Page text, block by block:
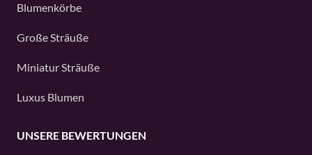
Blumenkörbe
Große Sträuße
Miniatur Sträuße
Luxus Blumen
UNSERE BEWERTUNGEN